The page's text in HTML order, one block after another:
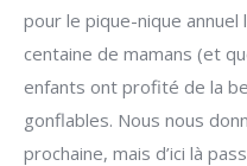
pour le pique-nique annuel
centaine de mamans (et
enfants ont profité de la
gonflables. Nous nous
prochaine, mais d’ici là